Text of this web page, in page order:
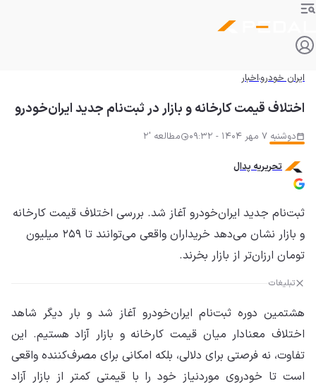
ایران خودرواخبار
اختلاف قیمت کارخانه و بازار در ثبت‌نام جدید ایران‌خودرو
دوشنبه 7 مهر 1404 - 09:32 مطالعه '2
تحریریه پدال
ثبت‌نام جدید ایران‌خودرو آغاز شد. بررسی اختلاف قیمت کارخانه
و بازار نشان می‌دهد خریداران واقعی می‌توانند تا ۲۵۹ میلیون
تومان ارزان‌تر از بازار بخرند.
تبلیغات
هشتمین دوره ثبت‌نام ایران‌خودرو آغاز شد و بار دیگر شاهد
اختلاف معنادار میان قیمت کارخانه و بازار آزاد هستیم. این
تفاوت، نه فرصتی برای دلالی، بلکه امکانی برای مصرف‌کننده واقعی
است تا خودروی موردنیاز خود را با قیمتی کمتر از بازار آزاد